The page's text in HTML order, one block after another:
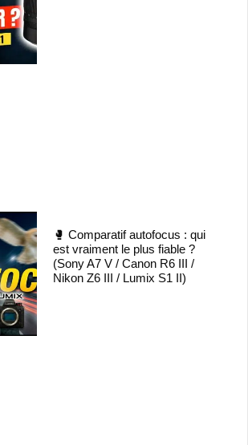
🥊 Comparatif autofocus : qui
est vraiment le plus fiable ?
(Sony A7 V / Canon R6 III /
Nikon Z6 III / Lumix S1 II)